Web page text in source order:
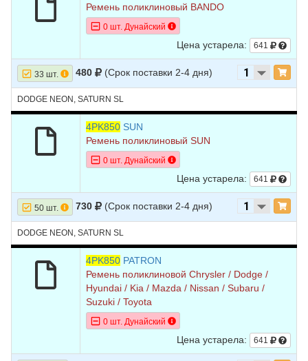
Ремень поликлиновый BANDO
0 шт. Дунайский
Цена устарела: 641
33 шт. 480 (Срок поставки 2-4 дня)
DODGE NEON, SATURN SL
4PK850 SUN
Ремень поликлиновый SUN
0 шт. Дунайский
Цена устарела: 641
50 шт. 730 (Срок поставки 2-4 дня)
DODGE NEON, SATURN SL
4PK850 PATRON
Ремень поликлиновой Chrysler / Dodge /
Hyundai / Kia / Mazda / Nissan / Subaru /
Suzuki / Toyota
0 шт. Дунайский
Цена устарела: 641